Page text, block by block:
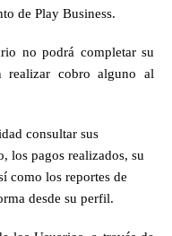
de Play Business.
no podrá completar su
realizar cobro alguno al
consultar sus
los pagos realizados, su
como los reportes de
desde su perfil.